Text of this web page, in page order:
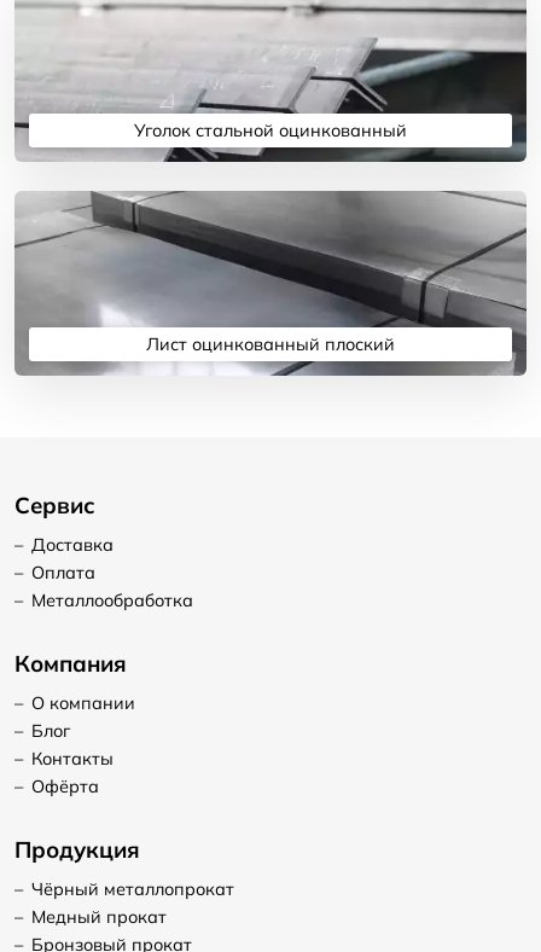
Уголок стальной оцинкованный
Подробнее
Лист оцинкованный плоский
Подробнее
Сервис
– Доставка
– Оплата
– Металлообработка
Компания
– О компании
– Блог
– Контакты
– Офёрта
Продукция
– Чёрный металлопрокат
– Медный прокат
– Бронзовый прокат